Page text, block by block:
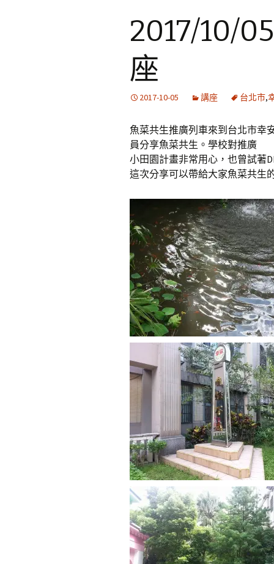
2017/10/
座
2017-10-05 講座 台北市,
魚菜共生推廣列車來到台北市幸
員分享魚菜共生。學校對推廣
小田園計畫非常用心，也曾試著
這次分享可以帶給大家魚菜共生